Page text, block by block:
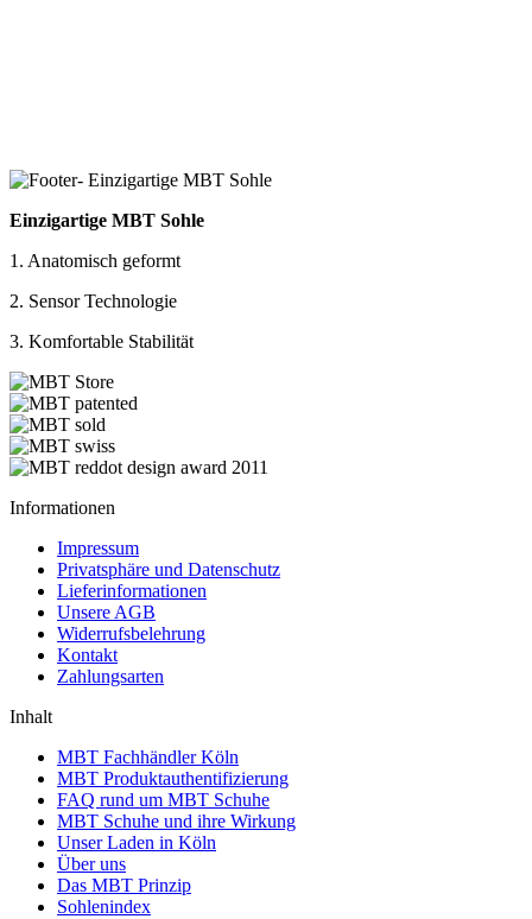
Einzigartige MBT Sohle
1. Anatomisch geformt
2. Sensor Technologie
3. Komfortable Stabilität
Informationen
Impressum
Privatsphäre und Datenschutz
Lieferinformationen
Unsere AGB
Widerrufsbelehrung
Kontakt
Zahlungsarten
Inhalt
MBT Fachhändler Köln
MBT Produktauthentifizierung
FAQ rund um MBT Schuhe
MBT Schuhe und ihre Wirkung
Unser Laden in Köln
Über uns
Das MBT Prinzip
Sohlenindex